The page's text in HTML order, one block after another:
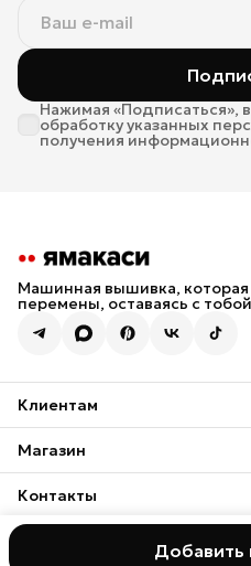
Добавить
Нажимая «Подписаться»,
обработку указанных
получения
Машинная вышивка,
перемены, оставаясь с
Клиентам
Оплата
Подарочная карта
Магазин
Индивидуальный заказ
Контакты
Телефон
2025 © yamakasi.wearОферта